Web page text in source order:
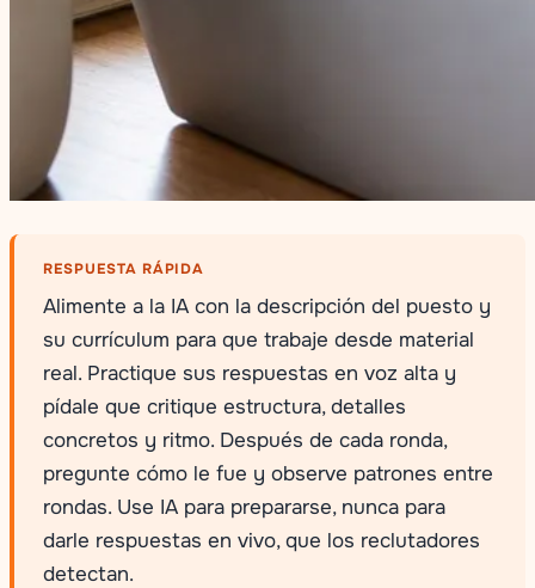
RESPUESTA RÁPIDA
Alimente a la IA con la descripción del puesto y
su currículum para que trabaje desde material
real. Practique sus respuestas en voz alta y
pídale que critique estructura, detalles
concretos y ritmo. Después de cada ronda,
pregunte cómo le fue y observe patrones entre
rondas. Use IA para prepararse, nunca para
darle respuestas en vivo, que los reclutadores
detectan.